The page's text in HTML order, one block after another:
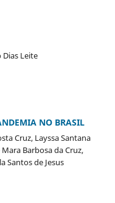
Leite
NO BRASIL
Cruz, Layssa Santana
Mara Barbosa da Cruz,
Santos de Jesus